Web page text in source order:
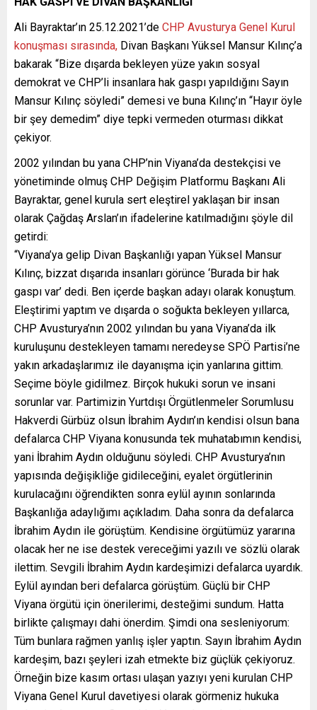
Ali Bayraktar’ın 25.12.2021’de CHP Avusturya Genel Kurul
konuşması sırasında, Divan Başkanı Yüksel Mansur Kılınç’a
bakarak “Bize dışarda bekleyen yüze yakın sosyal
demokrat ve CHP’li insanlara hak gaspı yapıldığını Sayın
Mansur Kılınç söyledi” demesi ve buna Kılınç’ın “Hayır öyle
bir şey demedim” diye tepki vermeden oturması dikkat
çekiyor.
2002 yılından bu yana CHP’nin Viyana’da destekçisi ve
yönetiminde olmuş CHP Değişim Platformu Başkanı Ali
Bayraktar, genel kurula sert eleştirel yaklaşan bir insan
olarak Çağdaş Arslan’ın ifadelerine katılmadığını şöyle dil
getirdi:
“Viyana’ya gelip Divan Başkanlığı yapan Yüksel Mansur
Kılınç, bizzat dışarıda insanları görünce ‘Burada bir hak
gaspı var’ dedi. Ben içerde başkan adayı olarak konuştum.
Eleştirimi yaptım ve dışarda o soğukta bekleyen yıllarca,
CHP Avusturya’nın 2002 yılından bu yana Viyana’da ilk
kuruluşunu destekleyen tamamı neredeyse SPÖ Partisi’ne
yakın arkadaşlarımız ile dayanışma için yanlarına gittim.
Seçime böyle gidilmez. Birçok hukuki sorun ve insani
sorunlar var. Partimizin Yurtdışı Örgütlenmeler Sorumlusu
Hakverdi Gürbüz olsun İbrahim Aydın’ın kendisi olsun bana
defalarca CHP Viyana konusunda tek muhatabımın kendisi,
yani İbrahim Aydın olduğunu söyledi. CHP Avusturya’nın
yapısında değişikliğe gidileceğini, eyalet örgütlerinin
kurulacağını öğrendikten sonra eylül ayının sonlarında
Başkanlığa adaylığımı açıkladım. Daha sonra da defalarca
İbrahim Aydın ile görüştüm. Kendisine örgütümüz yararına
olacak her ne ise destek vereceğimi yazılı ve sözlü olarak
ilettim. Sevgili İbrahim Aydın kardeşimizi defalarca uyardık.
Eylül ayından beri defalarca görüştüm. Güçlü bir CHP
Viyana örgütü için önerilerimi, desteğimi sundum. Hatta
birlikte çalışmayı dahi önerdim. Şimdi ona sesleniyorum:
Tüm bunlara rağmen yanlış işler yaptın. Sayın İbrahim Aydın
kardeşim, bazı şeyleri izah etmekte biz güçlük çekiyoruz.
Örneğin bize kasım ortası ulaşan yazıyı yeni kurulan CHP
Viyana Genel Kurul davetiyesi olarak görmeniz hukuka